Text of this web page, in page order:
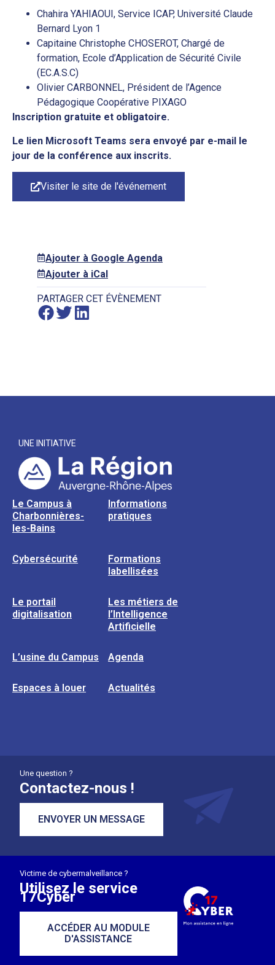
Chahira YAHIAOUI, Service ICAP, Université Claude
Bernard Lyon 1
Capitaine Christophe CHOSEROT, Chargé de
formation, Ecole d’Application de Sécurité Civile
(EC.A.S.C)
Olivier CARBONNEL, Président de l’Agence
Pédagogique Coopérative PIXAGO
Inscription gratuite et obligatoire.
Le lien Microsoft Teams sera envoyé par e-mail le
jour de la conférence aux inscrits.
Visiter le site de l'événement
Ajouter à Google Agenda
Ajouter à iCal
PARTAGER CET ÉVÈNEMENT
UNE INITIATIVE
Le Campus à
Charbonnières-
les-Bains
Informations
pratiques
Cybersécurité
Formations
labellisées
Le portail
digitalisation
Les métiers de
l’Intelligence
Artificielle
L’usine du Campus Agenda
Espaces à louer Actualités
Une question ?
Contactez-nous !
ENVOYER UN MESSAGE
Victime de cybermalveillance ?
Utilisez le service
17Cyber
ACCÉDER AU MODULE
D'ASSISTANCE